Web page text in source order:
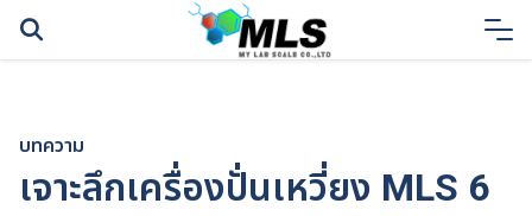
Skip
บทความ
เจาะลึกเครื่องปั่นเหวี่ยง MLS 6